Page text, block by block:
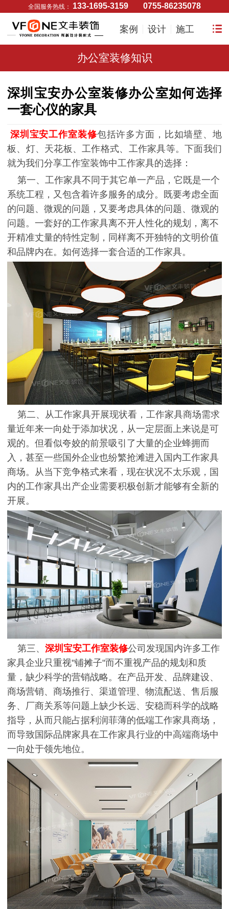
全国服务热线： 133-1695-3159 0755-86235078
案例 设计 施工
办公室装修知识
深圳宝安办公室装修办公室如何选择
一套心仪的家具
深圳宝安工作室装修包括许多方面，比如墙壁、地
板、灯、天花板、工作格式、工作家具等。下面我们
就为我们分享工作室装饰中工作家具的选择：
第一、工作家具不同于其它单一产品，它既是一个
系统工程，又包含着许多服务的成分。既要考虑全面
的问题、微观的问题，又要考虑具体的问题、微观的
问题。一套好的工作家具离不开人性化的规划，离不
开精准丈量的特性定制，同样离不开独特的文明价值
和品牌内在。如何选择一套合适的工作家具。
第二、从工作家具开展现状看，工作家具商场需求
量近年来一向处于添加状况，从一定层面上来说是可
观的。但看似夸姣的前景吸引了大量的企业蜂拥而
入，甚至一些国外企业也纷繁抢滩进入国内工作家具
商场。从当下竞争格式来看，现在状况不太乐观，国
内的工作家具出产企业需要积极创新才能够有全新的
开展。
第三、 深圳宝安工作室装修公司发现国内许多工作
家具企业只重视"铺摊子"而不重视产品的规划和质
量，缺少科学的营销战略。在产品开发、品牌建设、
商场营销、商场推行、渠道管理、物流配送、售后服
务、厂商关系等问题上缺少长远、安稳而科学的战略
指导，从而只能占据利润菲薄的低端工作家具商场，
而导致国际品牌家具在工作家具行业的中高端商场中
一向处于领先地位。